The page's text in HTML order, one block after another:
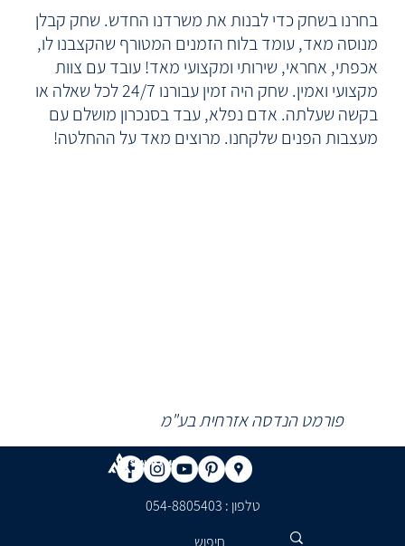
פורמט הנדסה אזרחית בע"מ
בחרנו בשחק כדי לבנות את משרדנו החדש. שחק קבלן
מנוסה מאד, עומד בלוח הזמנים המטורף שהקצבנו לו,
אכפתי, אחראי, שירותי ומקצועי מאד! עובד עם צוות
מקצועי ואמין. שחק היה זמין עבורנו 24/7 לכל שאלה או
בקשה שעלתה. אדם נפלא, עבד בסנכרון מושלם עם
מעצבות הפנים שלקחנו. מרוצים מאד על ההחלטה!
טלפון : ​054-8805403